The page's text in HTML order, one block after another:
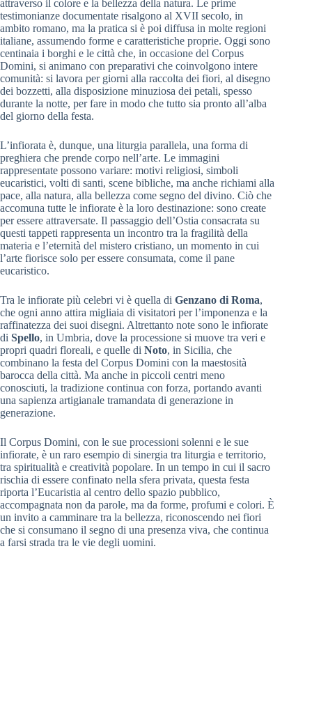
attraverso il colore e la bellezza della natura. Le prime
testimonianze documentate risalgono al XVII secolo, in
ambito romano, ma la pratica si è poi diffusa in molte regioni
italiane, assumendo forme e caratteristiche proprie. Oggi sono
centinaia i borghi e le città che, in occasione del Corpus
Domini, si animano con preparativi che coinvolgono intere
comunità: si lavora per giorni alla raccolta dei fiori, al disegno
dei bozzetti, alla disposizione minuziosa dei petali, spesso
durante la notte, per fare in modo che tutto sia pronto all’alba
del giorno della festa.
L’infiorata è, dunque, una liturgia parallela, una forma di
preghiera che prende corpo nell’arte. Le immagini
rappresentate possono variare: motivi religiosi, simboli
eucaristici, volti di santi, scene bibliche, ma anche richiami alla
pace, alla natura, alla bellezza come segno del divino. Ciò che
accomuna tutte le infiorate è la loro destinazione: sono create
per essere attraversate. Il passaggio dell’Ostia consacrata su
questi tappeti rappresenta un incontro tra la fragilità della
materia e l’eternità del mistero cristiano, un momento in cui
l’arte fiorisce solo per essere consumata, come il pane
eucaristico.
Tra le infiorate più celebri vi è quella di Genzano di Roma,
che ogni anno attira migliaia di visitatori per l’imponenza e la
raffinatezza dei suoi disegni. Altrettanto note sono le infiorate
di Spello, in Umbria, dove la processione si muove tra veri e
propri quadri floreali, e quelle di Noto, in Sicilia, che
combinano la festa del Corpus Domini con la maestosità
barocca della città. Ma anche in piccoli centri meno
conosciuti, la tradizione continua con forza, portando avanti
una sapienza artigianale tramandata di generazione in
generazione.
Il Corpus Domini, con le sue processioni solenni e le sue
infiorate, è un raro esempio di sinergia tra liturgia e territorio,
tra spiritualità e creatività popolare. In un tempo in cui il sacro
rischia di essere confinato nella sfera privata, questa festa
riporta l’Eucaristia al centro dello spazio pubblico,
accompagnata non da parole, ma da forme, profumi e colori. È
un invito a camminare tra la bellezza, riconoscendo nei fiori
che si consumano il segno di una presenza viva, che continua
a farsi strada tra le vie degli uomini.